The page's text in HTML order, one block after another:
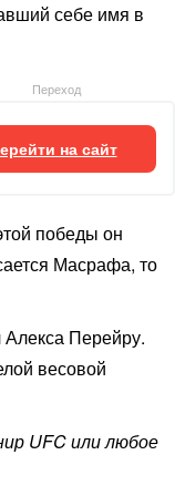
себе имя в
Переход
на сайт
победы он
Масрафа, то
Алекса Перейру.
весовой
UFC или любое